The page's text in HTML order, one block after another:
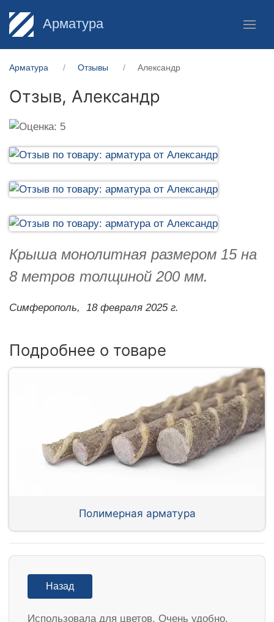
Арматура
Арматура Отзывы Александр
Отзыв, Александр
Крыша монолитная размером 15 на
8 метров толщиной 200 мм.
Симферополь, 18 февраля 2025 г.
Подробнее о товаре
Полимерная арматура
Назад
Использовала для цветов. Очень удобно.